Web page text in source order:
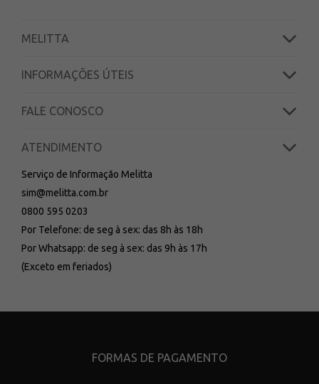
MELITTA
INFORMAÇÕES ÚTEIS
FALE CONOSCO
ATENDIMENTO
Serviço de Informação Melitta
sim@melitta.com.br
0800 595 0203
Por Telefone: de seg à sex: das 8h às 18h
Por Whatsapp: de seg à sex: das 9h às 17h
(Exceto em feriados)
FORMAS DE PAGAMENTO